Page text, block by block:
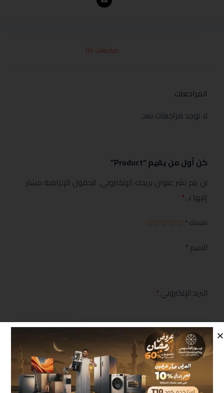
مراجعات (0)
المراجعات
لا توجد مراجعات بعد.
كن أول من يقيم “Product”
لن يتم نشر عنوان بريدك الإلكتروني. الحقول الإلزامية مشار
إليها بـ*
تقييمك *
الاسم*
البريد الإلكتروني*
مراجعتك*